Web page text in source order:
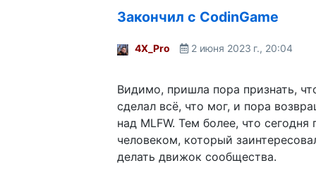
Закончил с CodinGame
4X_Pro 2 июня 2023 г., 20:04
Видимо, пришла пора признать,
сделал всё, что мог, и пора
над MLFW. Тем более, что сегодня
человеком, который
делать движок сообщества.